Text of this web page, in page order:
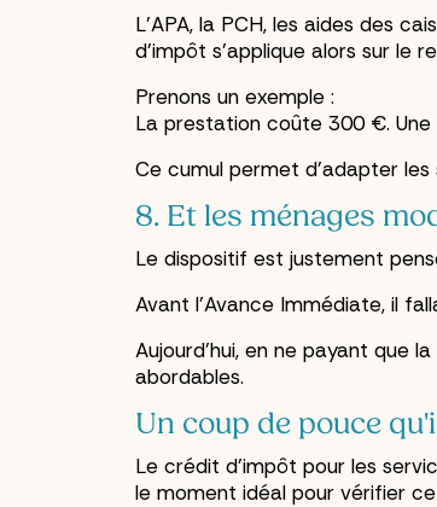
L'APA, la PCH, les aides des
d'impôt s'applique alors sur le
Prenons un exemple :
La prestation coûte 300 €.
Ce cumul permet d'adapter les
8. Et les ménages
Le dispositif est justement
Avant l'Avance Immédiate, il
Aujourd'hui, en ne payant que
abordables.
Un coup de pouce
Le crédit d'impôt pour les
le moment idéal pour vérifier